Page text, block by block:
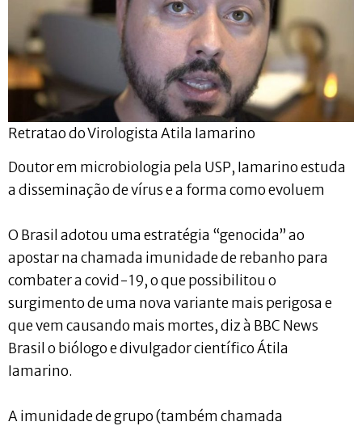
Retratao do Virologista Atila Iamarino
Doutor em microbiologia pela USP, Iamarino estuda
a disseminação de vírus e a forma como evoluem
O Brasil adotou uma estratégia “genocida” ao
apostar na chamada imunidade de rebanho para
combater a covid-19, o que possibilitou o
surgimento de uma nova variante mais perigosa e
que vem causando mais mortes, diz à BBC News
Brasil o biólogo e divulgador científico Átila
Iamarino.
A imunidade de grupo (também chamada